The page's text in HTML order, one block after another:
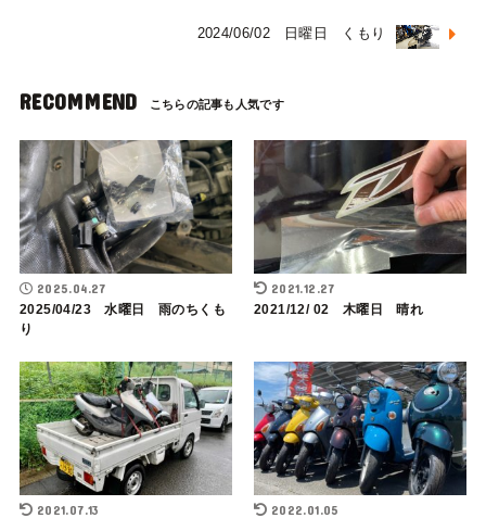
2024/06/02 日曜日 くもり
RECOMMEND
2025.04.27
2025/04/23 水曜日 雨のちくも
り
2021.12.27
2021/12/ 02 木曜日 晴れ
2021.07.13 2022.01.05